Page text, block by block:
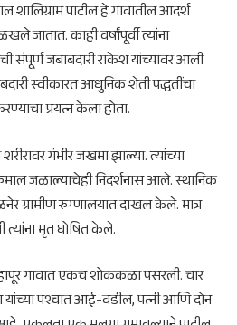
शालिग्राम पाटील हे गावातील आदर्श
जातात. काही वर्षांपूर्वी त्यांना
संपूर्ण जबाबदारी राकेश यांच्यावर आली
स्वीकारत आधुनिक शेती पद्धतींचा
प्रयत्न केला होता.
गंभीर जखमा झाल्या. त्यांच्या
जळाल्याचेही निदर्शनास आले. स्थानिक
ग्रामीण रुग्णालयात दाखल केले. मात्र
त्यांना मृत घोषित केले.
गावात एकच शोककळा पसरली. चार
यांच्या पश्चात आई-वडील, पत्नी आणि दोन